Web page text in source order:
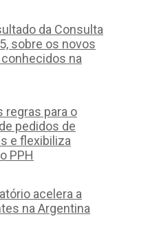
da Consulta
sobre os novos
na
regras para o
pedidos de
e flexibiliza
PPH
acelera a
na Argentina